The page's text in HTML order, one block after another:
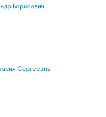
Борисович
Сергеевна